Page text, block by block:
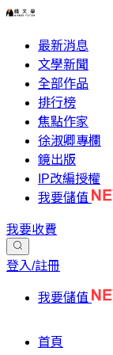
最新消息
文學新聞
全部作品
排行榜
焦點作家
徐淑卿專欄
鏡出版
IP改編授權
我要儲值
我要收費
登入/註冊
我要儲值
首頁